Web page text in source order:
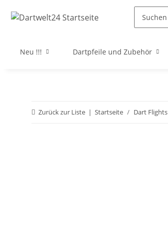
Neu !!! Dartpfeile und Zubehör
Zurück zur Liste Startseite Dart Flights